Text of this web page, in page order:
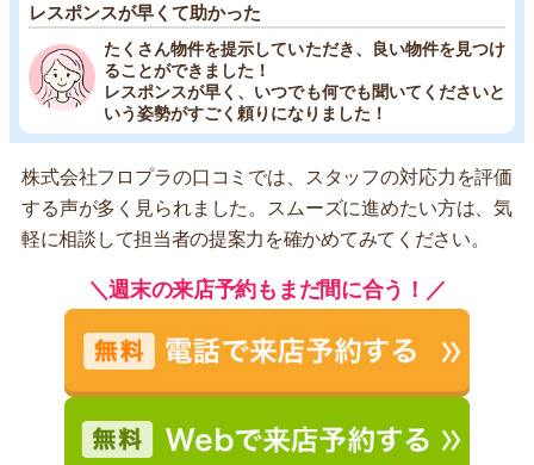
レスポンスが早くて助かった
たくさん物件を提示していただき、良い物件を見つけ
ることができました！
レスポンスが早く、いつでも何でも聞いてくださいと
いう姿勢がすごく頼りになりました！
株式会社フロプラの口コミでは、スタッフの対応力を評価
する声が多く見られました。スムーズに進めたい方は、気
軽に相談して担当者の提案力を確かめてみてください。
＼週末の来店予約もまだ間に合う！／